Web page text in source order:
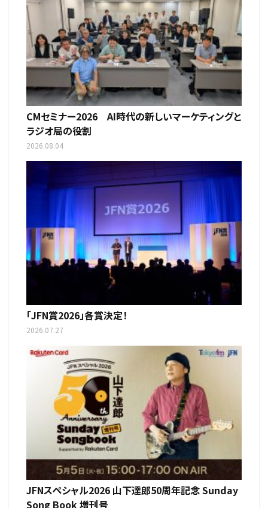
CMセミナー2026 AI時代の新しいマーケティングと
ラジオ局の役割
2026.08.04
「JFN賞2026」各賞決定！
2026.07.27
JFNスペシャル2026 山下達郎50周年記念 Sunday
Song Book 増刊号